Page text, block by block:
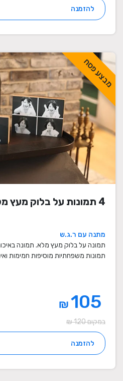
להזמנה
מבצע פסח
4 תמונות על בלוק מעץ מלא גודל 10X10
מתנה עם ר.ג.ש
תמונה על בלוק מעץ מלא. תמונה
תמונות משפחתיות מוסיפות חמימות
₪
במקום 120 ₪
להזמנה